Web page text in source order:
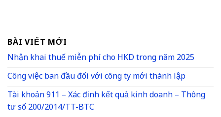
BÀI VIẾT MỚI
Nhận khai thuế miễn phí cho HKD trong năm 2025
Công việc ban đầu đối với công ty mới thành lập
Tài khoản 911 – Xác định kết quả kinh doanh – Thông
tư số 200/2014/TT-BTC